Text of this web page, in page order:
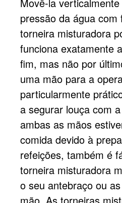
pressão da água com
torneira misturadora
funciona exatamente
fim, mas não por
uma mão para a
particularmente
a segurar louça com
ambas as mãos
comida devido à
refeições, também é
torneira misturadora
o seu antebraço ou
mão. As torneiras